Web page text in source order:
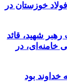
خوزستان در
شهید، قائد
خامنه‌ای، در
بود